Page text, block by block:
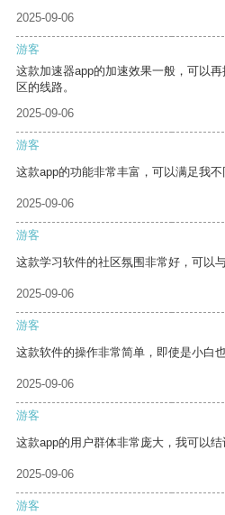
2025-09-06
游客
这款加速器app的加速效果一般，可以
区的线路。
2025-09-06
游客
这款app的功能非常丰富，可以满足我不
2025-09-06
游客
这款学习软件的社区氛围非常好，可以
2025-09-06
游客
这款软件的操作非常简单，即使是小白
2025-09-06
游客
这款app的用户群体非常庞大，我可以结
2025-09-06
游客